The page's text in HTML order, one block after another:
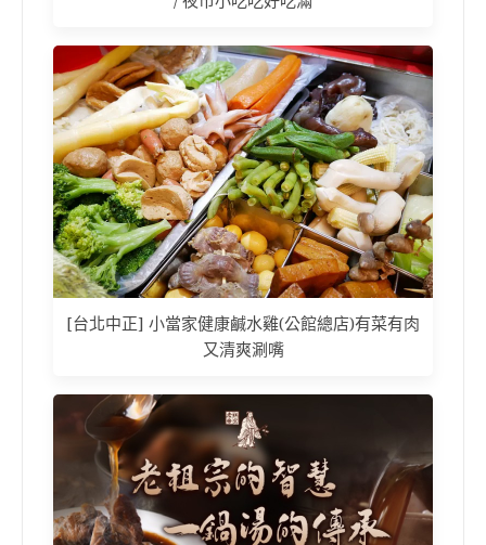
[台北中正] 小當家健康鹹水雞(公館總店)有菜有肉
又清爽涮嘴